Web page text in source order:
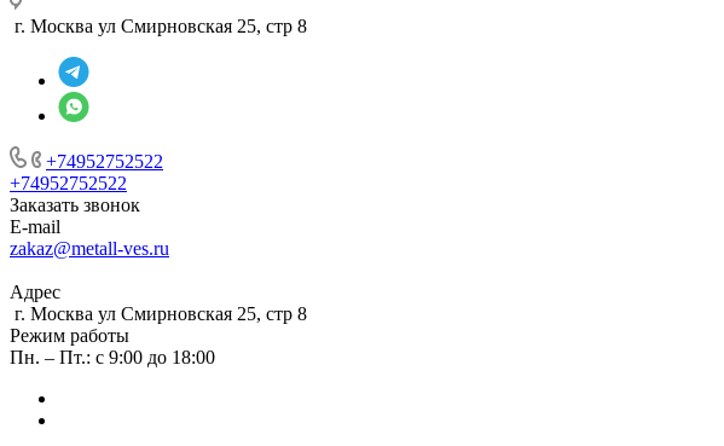
г. Москва ул Смирновская 25, стр 8
+74952752522
+74952752522
Заказать звонок
E-mail
zakaz@metall-ves.ru
Адрес
г. Москва ул Смирновская 25, стр 8
Режим работы
Пн. – Пт.: с 9:00 до 18:00